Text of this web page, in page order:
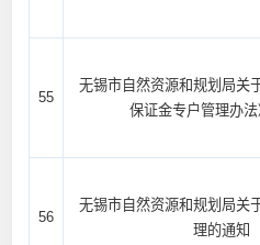
55
无锡市自然资源和规划局关
保证金专户管理办法
56
无锡市自然资源和规划局关
理的通知